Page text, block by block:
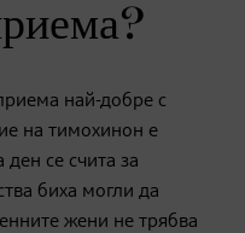
най-добре с
на тимохинон е
се счита за
биха могли да
жени не трябва